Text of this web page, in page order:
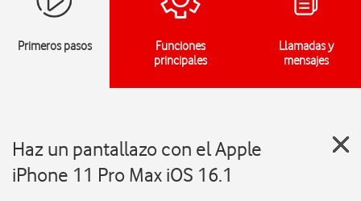
Primeros pasos
Funciones
principales
Llamadas y
mensajes
Haz un pantallazo con el Apple
iPhone 11 Pro Max iOS 16.1